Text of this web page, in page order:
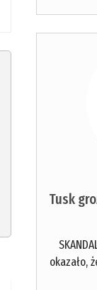
Tusk
okazało,